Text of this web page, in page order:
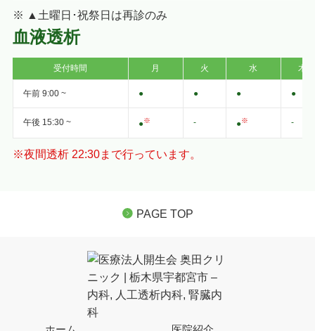
※ ▲土曜日･祝祭日は再診のみ
血液透析
受付時間 月 火 水 木
午前 9:00 ~ ● ● ● ●
午後 15:30 ~ ●※ - ●※ -
※夜間透析 22:30まで行っています。
PAGE TOP